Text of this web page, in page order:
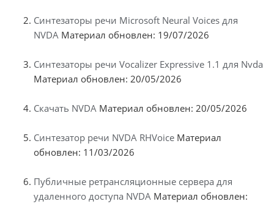
Синтезаторы речи Microsoft Neural Voices для
NVDA Материал обновлен: 19/07/2026
Синтезаторы речи Vocalizer Expressive 1.1 для Nvda
Материал обновлен: 20/05/2026
Скачать NVDA Материал обновлен: 20/05/2026
Синтезатор речи NVDA RHVoice Материал
обновлен: 11/03/2026
Публичные ретрансляционные сервера для
удаленного доступа NVDA Материал обновлен: